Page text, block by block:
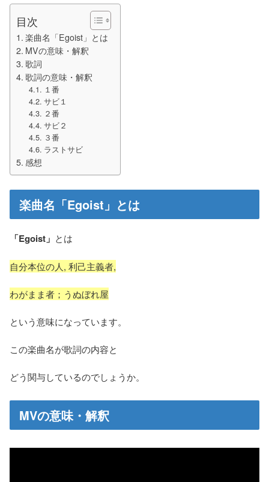
目次
楽曲名「Egoist」とは
MVの意味・解釈
歌詞
歌詞の意味・解釈
１番
サビ１
２番
サビ２
３番
ラストサビ
感想
楽曲名「Egoist 」とは
「Egoist」 とは
自分本位の人, 利己主義者,
わがまま者；うぬぼれ屋
という意味になっています。
この楽曲名が歌詞の内容と
どう関与しているのでしょうか。
MVの意味・解釈